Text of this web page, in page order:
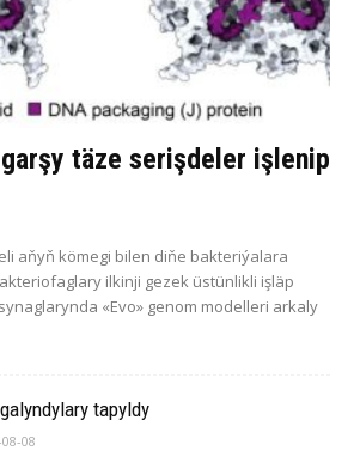
täze serişdeler işlenip
aňyň kömegi bilen diňe bakteriýalara
ilkinji gezek üstünlikli işläp
«Evo» genom modelleri arkaly
tapyldy
08